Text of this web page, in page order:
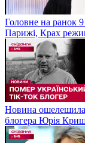
Головне на ранок 9
Парижі, Крах
Новина ошелешила!
блогера Юрія